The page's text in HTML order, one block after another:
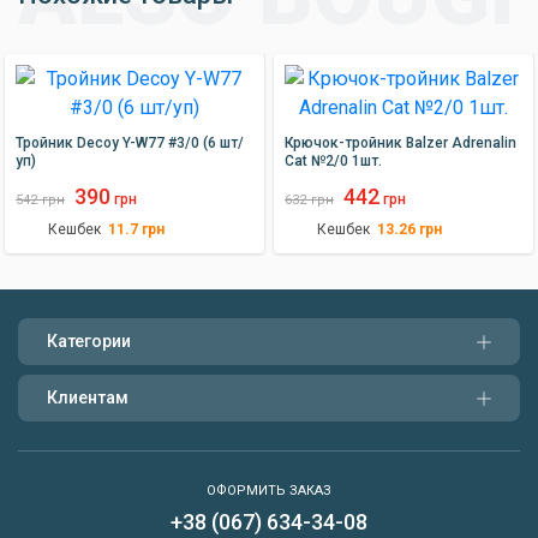
Тройник Decoy Y-W77 #3/0 (6 шт/
уп)
542 грн 390 грн
Кешбек 11.7 грн
Крючок-тройник Balzer Adrenalin
Cat №2/0 1шт.
632 грн 442 грн
Кешбек 13.26 грн
Категории
Клиентам
ОФОРМИТЬ ЗАКАЗ
+38 (067) 634-34-08